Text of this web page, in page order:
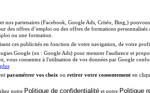
en alternance
alternance
en alternance
en alternance
et nos partenaires (Facebook, Google Ads, Critéo, Bing,)
des offres d’emploi ou des offres de formations
ou une formation.
ces publicités en fonction de votre navigation, de votre
Google (ex : Google Ads) pour mesurer l'audience et
vous consentez à l'utilisation de vos données par Google
paramétrer vos choix ou retirer votre consentement en
notre Politique de confidentialité et notre Politique